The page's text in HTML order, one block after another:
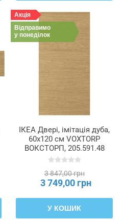
Акція
Відправимо
у понеділок
ІКЕА Двері, імітація дуба,
60x120 см VOXTORP
ВОКСТОРП, 205.591.48
3 847,00 грн
3 749,00 грн
У КОШИК